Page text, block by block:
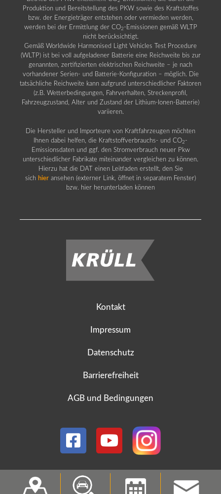
Produktion und Bereitstellung des PKW sowie des Kraftstoffes
bzw. der Energieträger entstehen oder vermieden werden,
werden bei der Ermittlung der CO2 -Emissionen gemäß WLTP
nicht berücksichtigt.
Gemäß Worldwide Harmonised Light Vehicles Test Procedure
(WLTP) ist bei voll aufgeladener Batterie eine Reichweite bis zur
genannten, zertifizierten elektrischen Reichweite – je nach
vorhandener Serien- und Batterie-Konfiguration – möglich. Die
tatsächliche Reichweite kann aufgrund unterschiedlicher Faktoren
(z.B. Wetterbedingungen, Fahrverhalten, Streckenprofil,
Fahrzeugzustand, Alter und Zustand der Lithium-Ionen-Batterie)
variieren.
Die Hersteller und Importeure von Kraftfahrzeugen möchten
Ihnen dabei helfen, die Kraftstoffverbrauchs- und CO2 -
Emissionsdaten und ggf. den Stromverbrauch neuer Pkw
unterschiedlicher Fabrikate miteinander vergleichen zu können.
Hierzu hat die DAT einen Leitfaden erstellt, den Sie
sich hier ansehen (externer Link, öffnet in separatem Fenster)
bzw. hier herunterladen können
Kontakt
Impressum
Datenschutz
Barrierefreiheit
AGB und Bedingungen